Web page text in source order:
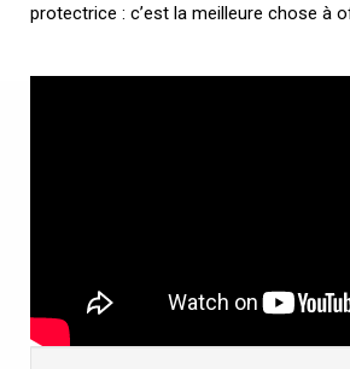
protectrice : c’est la meilleure chose à